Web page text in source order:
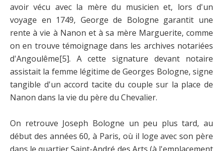
avoir vécu avec la mère du musicien et, lors d'un
voyage en 1749, George de Bologne garantit une
rente à vie à Nanon et à sa mère Marguerite, comme
on en trouve témoignage dans les archives notariées
d'Angoulême[5]. A cette signature devant notaire
assistait la femme légitime de Georges Bologne, signe
tangible d'un accord tacite du couple sur la place de
Nanon dans la vie du père du Chevalier.
On retrouve Joseph Bologne un peu plus tard, au
début des années 60, à Paris, où il loge avec son père